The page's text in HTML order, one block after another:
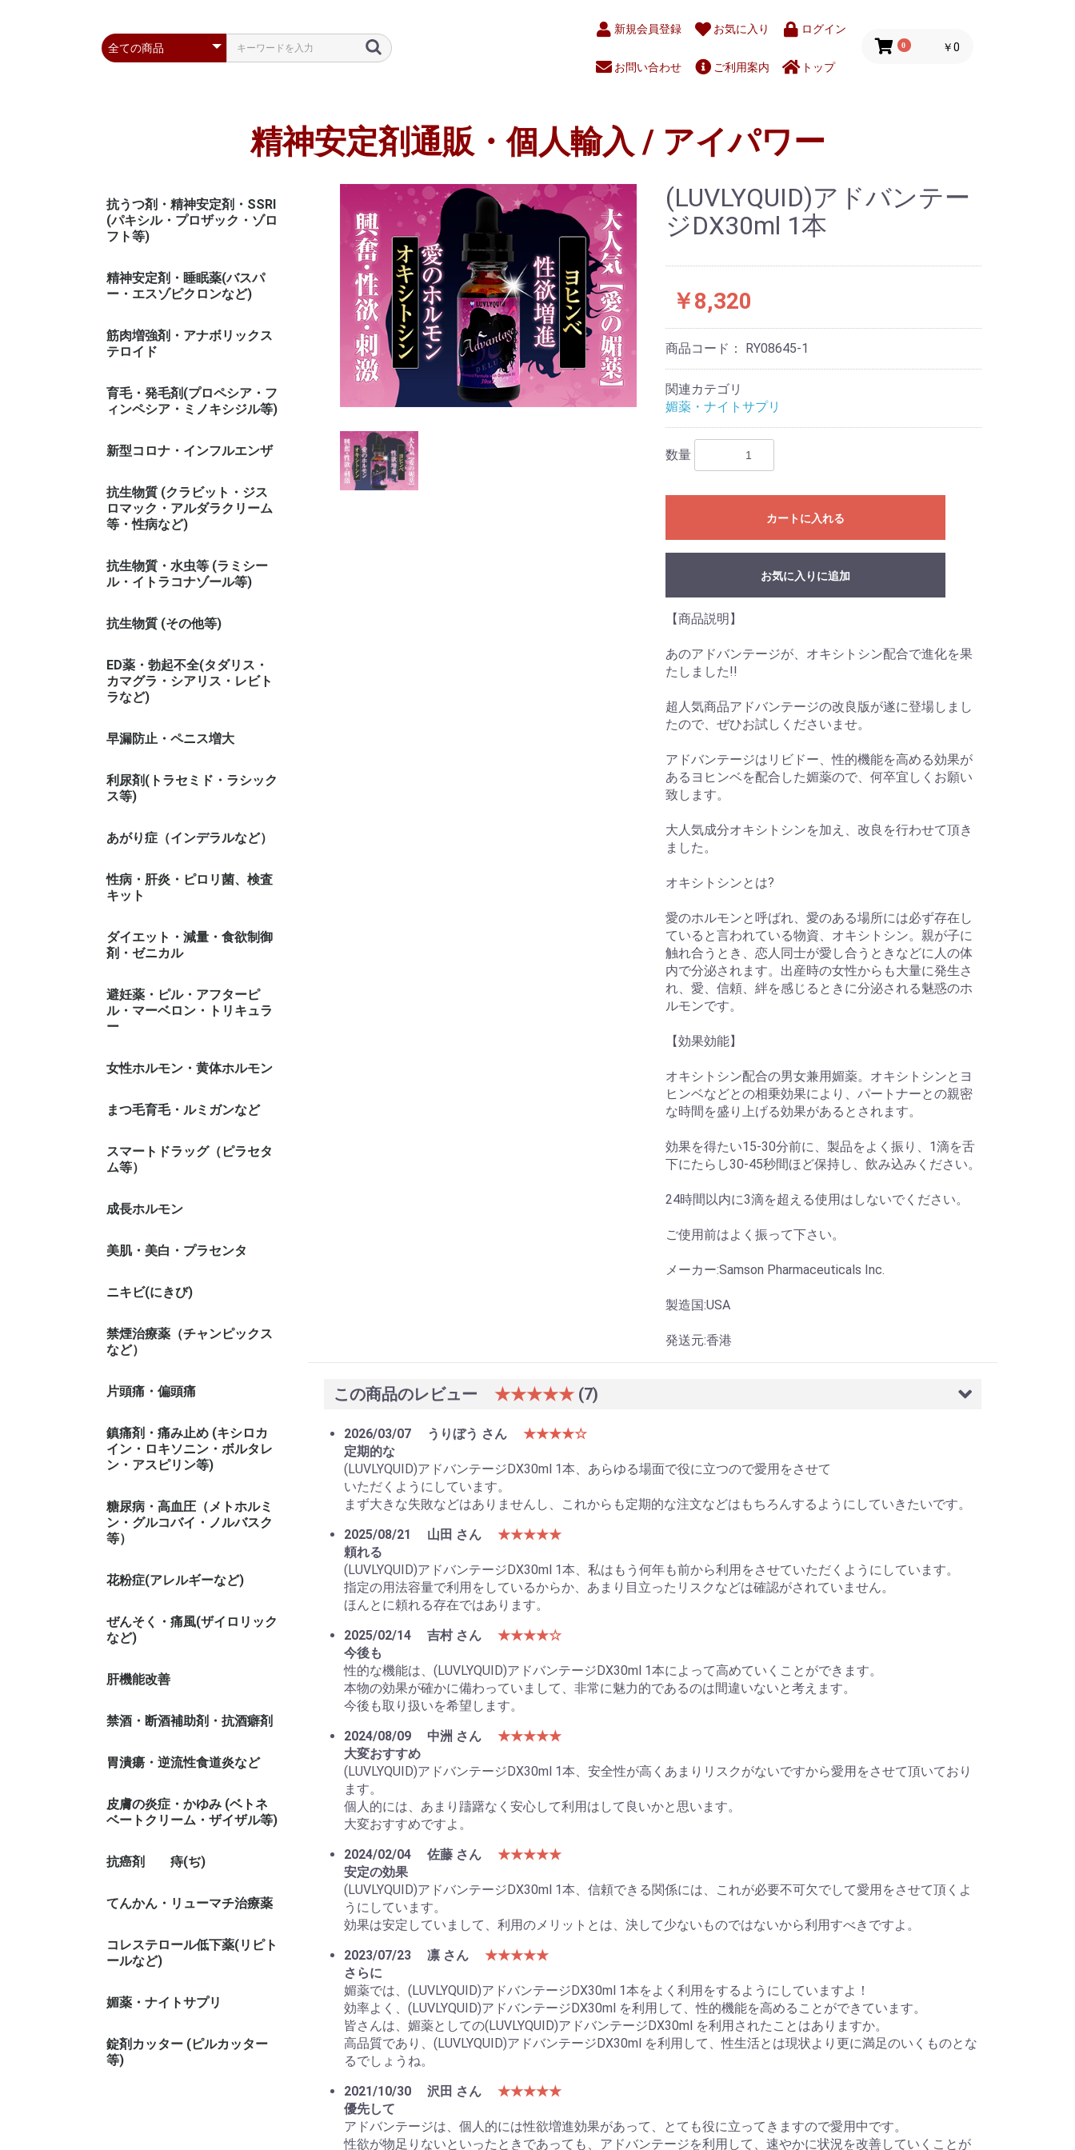
新規会員登録 お気に入り ログイン
お問い合わせ ご利用案内 トップ
0 ￥0
精神安定剤通販・個人輸入 / アイパワー
抗うつ剤・精神安定剤・SSRI
(パキシル・プロザック・ゾロ
フト等)
精神安定剤・睡眠薬(バスパ
ー・エスゾピクロンなど)
筋肉増強剤・アナボリックス
テロイド
育毛・発毛剤(プロペシア・フ
ィンペシア・ミノキシジル等)
新型コロナ・インフルエンザ
抗生物質 (クラビット・ジス
ロマック・アルダラクリーム
等・性病など)
抗生物質・水虫等 (ラミシー
ル・イトラコナゾール等)
抗生物質 (その他等)
ED薬・勃起不全(タダリス・
カマグラ・シアリス・レビト
ラなど)
早漏防止・ペニス増大
利尿剤(トラセミド・ラシック
ス等)
あがり症（インデラルなど）
性病・肝炎・ピロリ菌、検査
キット
ダイエット・減量・食欲制御
剤・ゼニカル
避妊薬・ピル・アフターピ
ル・マーベロン・トリキュラ
ー
女性ホルモン・黄体ホルモン
まつ毛育毛・ルミガンなど
スマートドラッグ（ピラセタ
ム等）
成長ホルモン
美肌・美白・プラセンタ
ニキビ(にきび)
禁煙治療薬（チャンピックス
など）
片頭痛・偏頭痛
鎮痛剤・痛み止め (キシロカ
イン・ロキソニン・ボルタレ
ン・アスピリン等)
糖尿病・高血圧（メトホルミ
ン・グルコバイ・ノルバスク
等）
花粉症(アレルギーなど)
ぜんそく・痛風(ザイロリック
など)
肝機能改善
禁酒・断酒補助剤・抗酒癖剤
胃潰瘍・逆流性食道炎など
皮膚の炎症・かゆみ (ベトネ
ベートクリーム・ザイザル等)
抗癌剤 痔(ぢ)
てんかん・リューマチ治療薬
コレステロール低下薬(リピト
ールなど)
媚薬・ナイトサプリ
錠剤カッター (ピルカッター
等)
(LUVLYQUID)アドバンテー
ジDX30ml 1本
￥8,320
商品コード： RY08645-1
関連カテゴリ
媚薬・ナイトサプリ
数量
カートに入れる
お気に入りに追加
【商品説明】
あのアドバンテージが、オキシトシン配合で進化を果
たしました!!
超人気商品アドバンテージの改良版が遂に登場しまし
たので、ぜひお試しくださいませ。
アドバンテージはリビドー、性的機能を高める効果が
あるヨヒンベを配合した媚薬ので、何卒宜しくお願い
致します。
大人気成分オキシトシンを加え、改良を行わせて頂き
ました。
オキシトシンとは?
愛のホルモンと呼ばれ、愛のある場所には必ず存在し
ていると言われている物資、オキシトシン。親が子に
触れ合うとき、恋人同士が愛し合うときなどに人の体
内で分泌されます。出産時の女性からも大量に発生さ
れ、愛、信頼、絆を感じるときに分泌される魅惑のホ
ルモンです。
【効果効能】
オキシトシン配合の男女兼用媚薬。オキシトシンとヨ
ヒンベなどとの相乗効果により、パートナーとの親密
な時間を盛り上げる効果があるとされます。
効果を得たい15-30分前に、製品をよく振り、1滴を舌
下にたらし30-45秒間ほど保持し、飲み込みください。
24時間以内に3滴を超える使用はしないでください。
ご使用前はよく振って下さい。
メーカー:Samson Pharmaceuticals Inc.
製造国:USA
発送元:香港
この商品のレビュー ★★★★★ (7)
2026/03/07 うりぼう さん
★★★★☆
定期的な
(LUVLYQUID)アドバンテージDX30ml 1本、あらゆる場面で役に立つので愛用をさせて
いただくようにしています。
まず大きな失敗などはありませんし、これからも定期的な注文などはもちろんするようにしていきたいです。
2025/08/21
山田 さん
★★★★★
頼れる
(LUVLYQUID)アドバンテージDX30ml 1本、私はもう何年も前から利用をさせていただくようにしています。
指定の用法容量で利用をしているからか、あまり目立ったリスクなどは確認がされていません。
ほんとに頼れる存在ではあります。
2025/02/14
吉村 さん
★★★★☆
今後も
性的な機能は、(LUVLYQUID)アドバンテージDX30ml 1本によって高めていくことができます。
本物の効果が確かに備わっていまして、非常に魅力的であるのは間違いないと考えます。
今後も取り扱いを希望します。
2024/08/09
中洲 さん
★★★★★
大変おすすめ
(LUVLYQUID)アドバンテージDX30ml 1本、安全性が高くあまりリスクがないですから愛用をさせて頂いており
ます。
個人的には、あまり躊躇なく安心して利用はして良いかと思います。
大変おすすめですよ。
2024/02/04
佐藤 さん
★★★★★
安定の効果
(LUVLYQUID)アドバンテージDX30ml 1本、信頼できる関係には、これが必要不可欠でして愛用をさせて頂くよ
うにしています。
効果は安定していまして、利用のメリットとは、決して少ないものではないから利用すべきですよ。
2023/07/23
凛 さん
★★★★★
さらに
媚薬では、(LUVLYQUID)アドバンテージDX30ml 1本をよく利用をするようにしていますよ！
効率よく、(LUVLYQUID)アドバンテージDX30ml を利用して、性的機能を高めることができています。
皆さんは、媚薬としての(LUVLYQUID)アドバンテージDX30ml を利用されたことはありますか。
高品質であり、(LUVLYQUID)アドバンテージDX30ml を利用して、性生活とは現状より更に満足のいくものとな
るでしょうね。
2021/10/30
沢田 さん
★★★★★
優先して
アドバンテージは、個人的には性欲増進効果があって、とても役に立ってきますので愛用中です。
性欲が物足りないといったときであっても、アドバンテージを利用して、速やかに状況を改善していくことが